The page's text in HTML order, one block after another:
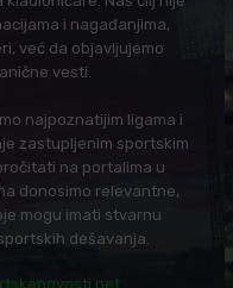
i nagađanjima,
već da objavljujemo
vesti.
najpoznatijim ligama i
zastupljenim sportskim
na portalima u
donosimo relevantne,
mogu imati stvarnu
dešavanja.